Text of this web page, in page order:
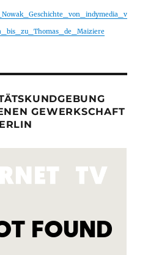
GEWERKSCHAFT